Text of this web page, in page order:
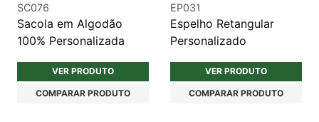
SC076
Sacola em Algodão
100% Personalizada
VER PRODUTO
COMPARAR PRODUTO
EP031
Espelho Retangular
Personalizado
VER PRODUTO
COMPARAR PRODUTO